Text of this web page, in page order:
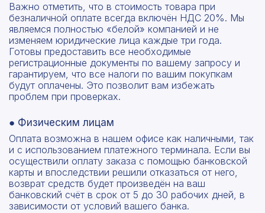
Важно отметить, что в стоимость товара при
безналичной оплате всегда включён НДС 20%. Мы
являемся полностью «белой» компанией и не
изменяем юридические лица каждые три года.
Готовы предоставить все необходимые
регистрационные документы по вашему запросу и
гарантируем, что все налоги по вашим покупкам
будут оплачены. Это позволит вам избежать
проблем при проверках.
● Физическим лицам
Оплата возможна в нашем офисе как наличными, так
и с использованием платежного терминала. Если вы
осуществили оплату заказа с помощью банковской
карты и впоследствии решили отказаться от него,
возврат средств будет произведён на ваш
банковский счёт в срок от 5 до 30 рабочих дней, в
зависимости от условий вашего банка.